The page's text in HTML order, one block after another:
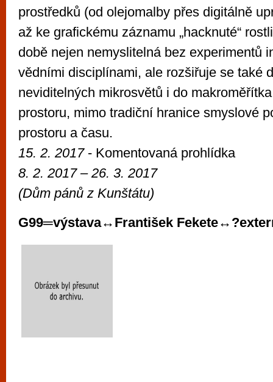
prostředků (od olejomalby přes digitálně
až ke grafickému záznamu „hacknuté“
době nejen nemyslitelná bez experimentů
vědními disciplínami, ale rozšiřuje se také
neviditelných mikrosvětů i do
prostoru, mimo tradiční hranice smyslové
prostoru a času.
15. 2. 2017- Komentovaná prohlídka
8. 2. 2017 – 26. 3. 2017
(Dům pánů z Kunštátu)
G99═výstava↔František